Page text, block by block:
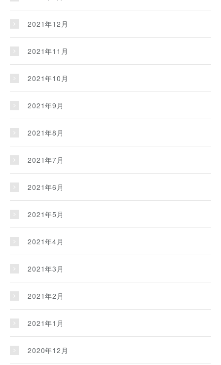
2021年12月
2021年11月
2021年10月
2021年9月
2021年8月
2021年7月
2021年6月
2021年5月
2021年4月
2021年3月
2021年2月
2021年1月
2020年12月